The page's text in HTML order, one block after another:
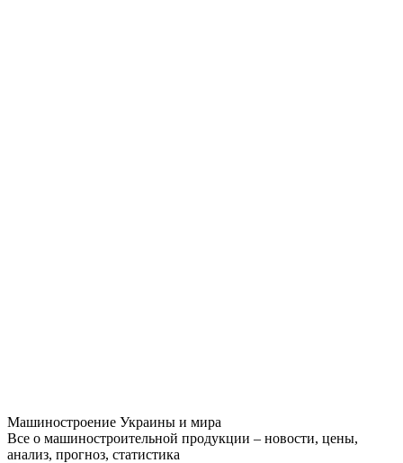
Перейти
к
содержанию
Машиностроение Украины и мира
Все о машиностроительной продукции – новости, цены,
анализ, прогноз, статистика